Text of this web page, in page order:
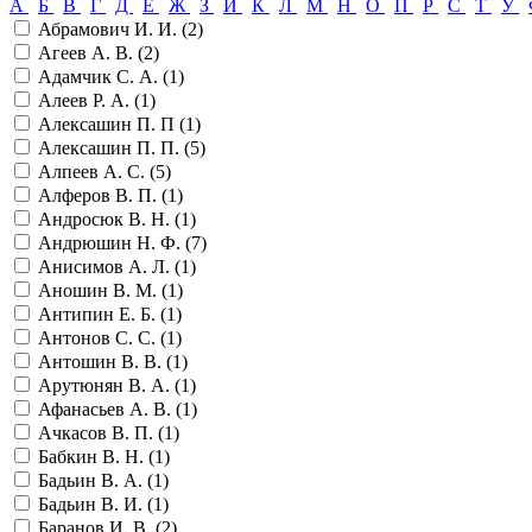
А
Б В Г Д Е Ж З И К Л М Н О П Р С Т У
Абрамович И. И. (2)
Агеев А. В. (2)
Адамчик С. А. (1)
Алеев Р. А. (1)
Алексашин П. П (1)
Алексашин П. П. (5)
Алпеев А. С. (5)
Алферов В. П. (1)
Андросюк В. Н. (1)
Андрюшин Н. Ф. (7)
Анисимов А. Л. (1)
Аношин В. М. (1)
Антипин Е. Б. (1)
Антонов С. С. (1)
Антошин В. В. (1)
Арутюнян В. А. (1)
Афанасьев А. В. (1)
Ачкасов В. П. (1)
Бабкин В. Н. (1)
Бадьин В. А. (1)
Бадьин В. И. (1)
Баранов И. В. (2)